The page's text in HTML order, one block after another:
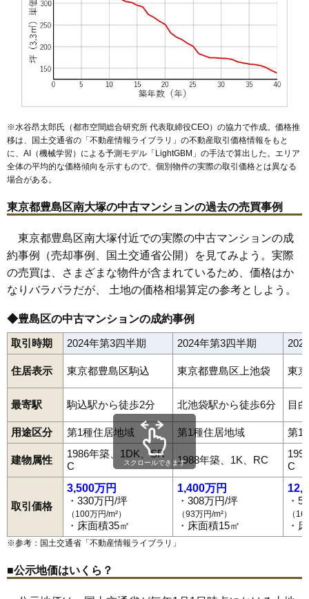
相場 2,860万円～3,060万円
(81.7万円/㎡~87.4万円/㎡)
マンションナビで
無料一括査定をする
※水谷昂太郎氏（都市空間総合研究所 代表取締役CEO）の協力で作成。価格推
移は、国土交通省の「 不動産情報ライブラリ 」の不動産取引価格情報をもと
に、AI（機械学習）による予測モデル「LightGBM」の手法で算出した。エリア
全体の平均的な価格傾向を示すもので、個別物件の実際の取引価格とは異なる
場合がある。
東京都豊島区南大塚の中古マンションの過去の売買事例
東京都豊島区南大塚付近での実際の中古マンションの成
約事例（売却事例、国土交通省公開）を見てみよう。実際
の売買は、さまざまな物件が含まれているため、価格はか
なりバラバラだが、 土地の価格相場算定の参考としよう。
◆豊島区の中古マンションの成約事例
取引時期 2024年第3四半期 2024年第3四半期
住居表示 東京都豊島区駒込 東京都豊島区上池袋 東
最寄駅 駒込駅から徒歩2分 北池袋駅から徒歩6分 目
用途区分 第1種住居地域 第1種住居地域 第1
建物属性
1986年築、1DK、SR
C
1988年築、1K、RC
C
取引価格
3,500万円
・330万円/坪
（100万円/m²）
・床面積35㎡
1,400万円
・308万円/坪
（93万円/m²）
・床面積15㎡
・
（
・
スクロールできます
※参考：国土交通省「 不動産情報ライブラリ 」
■公示地価はいくら？